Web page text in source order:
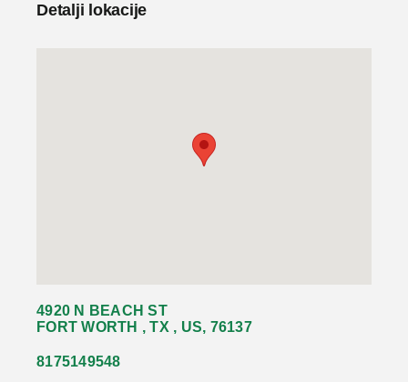
Detalji lokacije
4920 N BEACH ST
FORT WORTH , TX , US, 76137
8175149548